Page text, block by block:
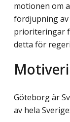
motionen om
fördjupning
prioriteringar
detta för
Göteborg är
av hela